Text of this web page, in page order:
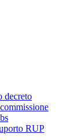
decreto
RUP